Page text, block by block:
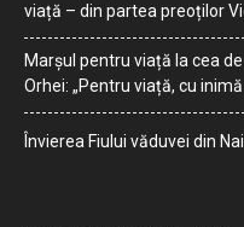
viață – din partea preoților
Marșul pentru viață la cea
Orhei: „Pentru viață, cu
Învierea Fiului văduvei din